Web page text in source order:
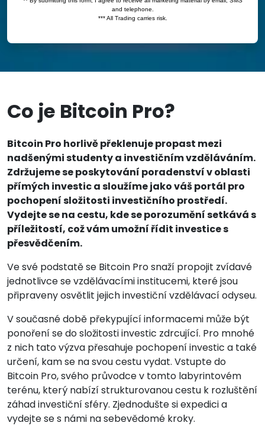
Co je Bitcoin Pro?
Bitcoin Pro horlivě překlenuje propast mezi
nadšenými studenty a investičním vzděláváním.
Zdržujeme se poskytování poradenství v oblasti
přímých investic a sloužíme jako váš portál pro
pochopení složitosti investičního prostředí.
Vydejte se na cestu, kde se porozumění setkává s
příležitostí, což vám umožní řídit investice s
přesvědčením.
Ve své podstatě se Bitcoin Pro snaží propojit zvídavé
jednotlivce se vzdělávacími institucemi, které jsou
připraveny osvětlit jejich investiční vzdělávací odyseu.
V současné době překypující informacemi může být
ponoření se do složitosti investic zdrcující. Pro mnohé
z nich tato výzva přesahuje pochopení investic a také
určení, kam se na svou cestu vydat. Vstupte do
Bitcoin Pro, svého průvodce v tomto labyrintovém
terénu, který nabízí strukturovanou cestu k rozluštění
záhad investiční sféry. Zjednodušte si expedici a
vydejte se s námi na sebevědomé kroky.